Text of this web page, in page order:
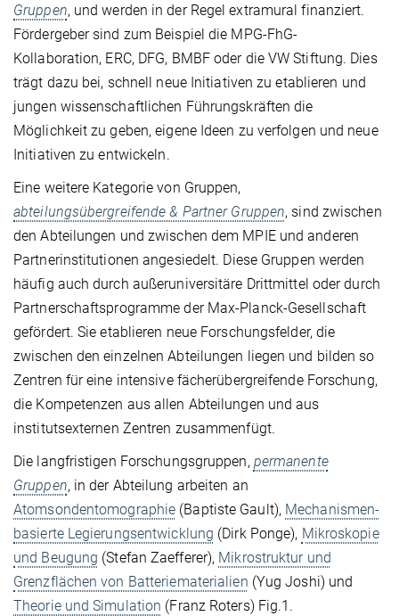
Gruppen, und werden in der Regel extramural finanziert.
Fördergeber sind zum Beispiel die MPG-FhG-
Kollaboration, ERC, DFG, BMBF oder die VW Stiftung. Dies
trägt dazu bei, schnell neue Initiativen zu etablieren und
jungen wissenschaftlichen Führungskräften die
Möglichkeit zu geben, eigene Ideen zu verfolgen und neue
Initiativen zu entwickeln.
Eine weitere Kategorie von Gruppen,
abteilungsübergreifende & Partner Gruppen, sind zwischen
den Abteilungen und zwischen dem MPIE und anderen
Partnerinstitutionen angesiedelt. Diese Gruppen werden
häufig auch durch außeruniversitäre Drittmittel oder durch
Partnerschaftsprogramme der Max-Planck-Gesellschaft
gefördert. Sie etablieren neue Forschungsfelder, die
zwischen den einzelnen Abteilungen liegen und bilden so
Zentren für eine intensive fächerübergreifende Forschung,
die Kompetenzen aus allen Abteilungen und aus
institutsexternen Zentren zusammenfügt.
Die langfristigen Forschungsgruppen, permanente
Gruppen, in der Abteilung arbeiten an
Atomsondentomographie (Baptiste Gault), Mechanismen-
basierte Legierungsentwicklung (Dirk Ponge), Mikroskopie
und Beugung (Stefan Zaefferer), Mikrostruktur und
Grenzflächen von Batteriematerialien (Yug Joshi) und
Theorie und Simulation (Franz Roters) Fig.1.